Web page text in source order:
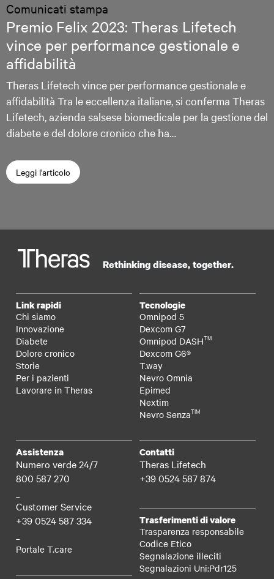
Comunicati stampa
Premio Felix 2023: Theras Lifetech
vince per performance gestionale e
affidabilità
Theras Lifetech vince per performance gestionale e
affidabilità Tra le eccellenza italiane, si conferma Theras
Lifetech, azienda salsese biomedicale per la gestione del
diabete e del dolore cronico che ha…
Leggi l'articolo
Rethinking disease, together.
Link rapidi
Chi siamo
Innovazione
Diabete
Dolore cronico
Storie
Per i pazienti
Lavorare in Theras
Tecnologie
Omnipod 5
Dexcom G7
Omnipod DASHTM
Dexcom G6®
T.way
Nevro Omnia
Epimed
Nextim
Nevro SenzaTIM
Assistenza
Numero verde 24/7
800 587 270
Customer Service
+39 0524 587 334
Portale T.care
Contatti
Theras Lifetech
+39 0524 587 874
Trasferimenti di valore
Trasparenza responsabile
Codice Etico
Segnalazione illeciti
Segnalazioni Uni:Pdr125